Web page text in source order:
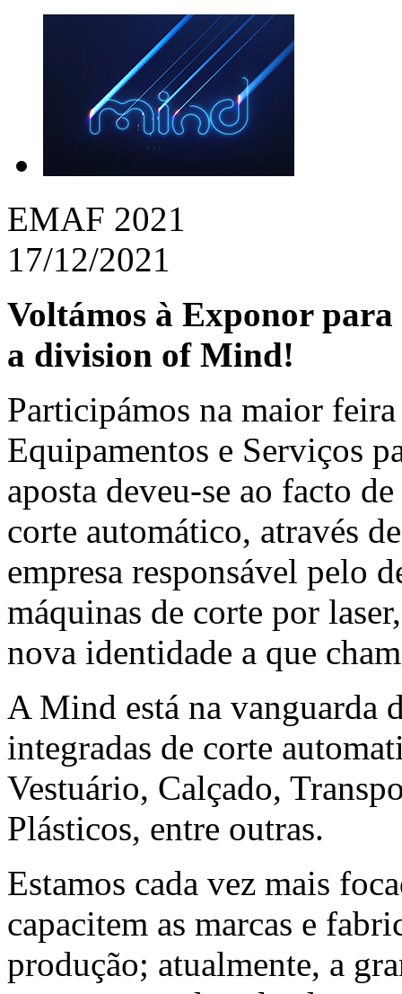
EMAF 2021
17/12/2021
Voltámos à Exponor
a division of Mind!
Participámos na maior
Equipamentos e Serviços
aposta deveu-se ao facto
corte automático, através
empresa responsável pelo
máquinas de corte por
nova identidade a que
A Mind está na vanguarda
integradas de corte
Vestuário, Calçado,
Plásticos, entre outras.
Estamos cada vez mais
capacitem as marcas e
produção; atualmente, a